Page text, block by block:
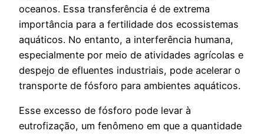
oceanos. Essa transferência é de extrema
importância para a fertilidade dos ecossistemas
aquáticos. No entanto, a interferência humana,
especialmente por meio de atividades agrícolas e
despejo de efluentes industriais, pode acelerar o
transporte de fósforo para ambientes aquáticos.
Esse excesso de fósforo pode levar à
eutrofização, um fenômeno em que a quantidade